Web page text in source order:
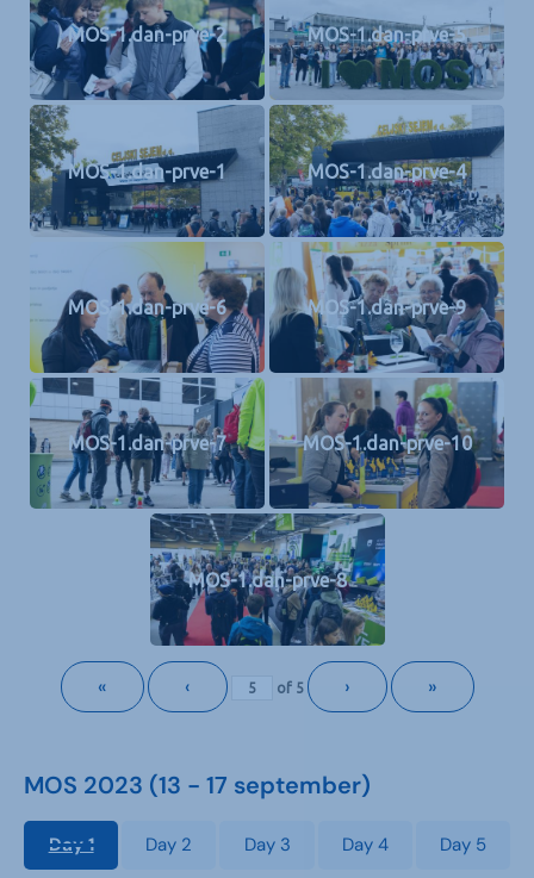
MOS-1.dan-prve-2 MOS-1.dan-prve-5
MOS-1.dan-prve-1 MOS-1.dan-prve-4
MOS-1.dan-prve-6 MOS-1.dan-prve-9
MOS-1.dan-prve-7 MOS-1.dan-prve-10
MOS-1.dan-prve-8
« ‹ of 5 › »
MOS 2023 (13 - 17 september)
Day 1 Day 2 Day 3 Day 4 Day 5